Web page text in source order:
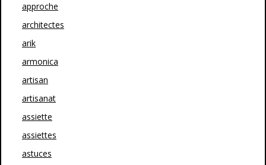
approche
architectes
arik
armonica
artisan
artisanat
assiette
assiettes
astuces